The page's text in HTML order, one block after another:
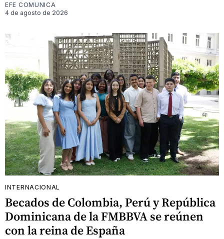
EFE COMUNICA
4 de agosto de 2026
INTERNACIONAL
Becados de Colombia, Perú y República
Dominicana de la FMBBVA se reúnen
con la reina de España